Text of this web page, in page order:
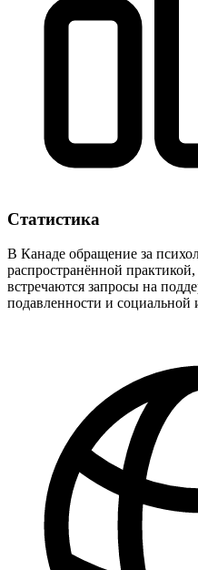
Статистика
В Канаде обращение за
распространённой
встречаются запросы на
подавленности и социальной